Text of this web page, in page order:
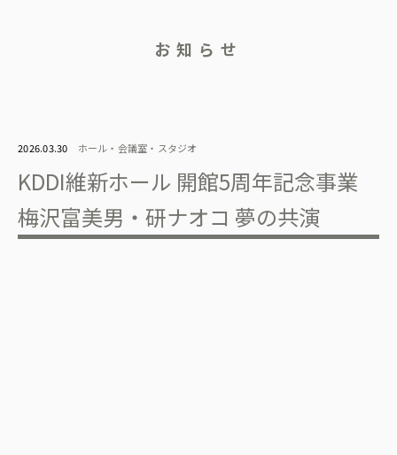
お知らせ
2026.03.30 ホール・会議室・スタジオ
KDDI維新ホール 開館5周年記念事業
梅沢富美男・研ナオコ 夢の共演